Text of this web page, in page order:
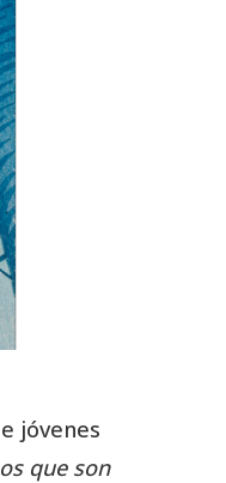
jóvenes
que son